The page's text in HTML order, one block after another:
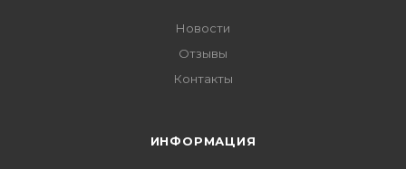
Новости
Отзывы
Контакты
ИНФОРМАЦИЯ